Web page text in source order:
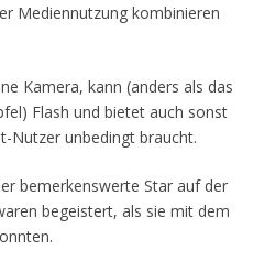
Mediennutzung kombinieren
Kamera, kann (anders als das
Flash und bietet auch sonst
Nutzer unbedingt braucht.
bemerkenswerte Star auf der
begeistert, als sie mit dem